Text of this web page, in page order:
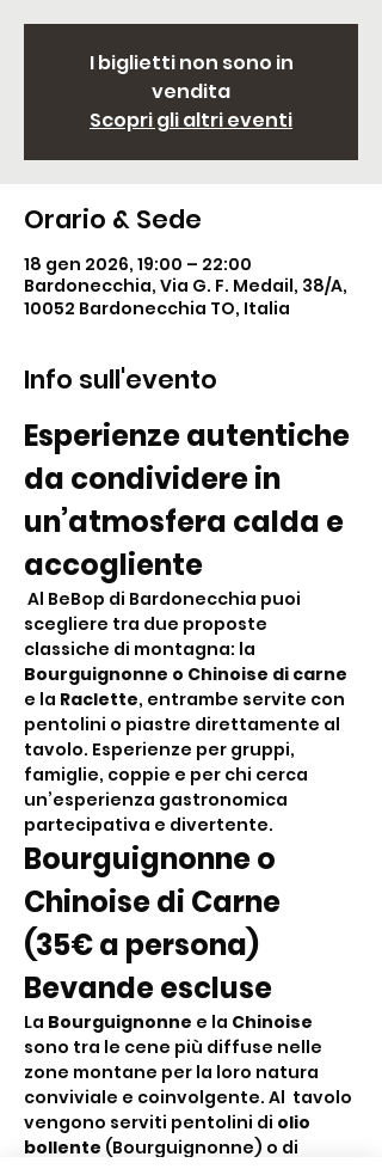
I biglietti non sono in
vendita
Scopri gli altri eventi
Orario & Sede
18 gen 2026, 19:00 – 22:00
Bardonecchia, Via G. F. Medail, 38/A,
10052 Bardonecchia TO, Italia
Info sull'evento
Esperienze autentiche
da condividere in
un’atmosfera calda e
accogliente
scegliere tra due proposte
classiche di montagna: la
Bourguignonne o Chinoise di carne
e la Raclette, entrambe servite con
pentolini o piastre direttamente al
tavolo. Esperienze per gruppi,
famiglie, coppie e per chi cerca
un’esperienza gastronomica
partecipativa e divertente.
Bourguignonne o
Chinoise di Carne
(35€ a persona)
Bevande escluse
La Bourguignonne e la Chinoise
sono tra le cene più diffuse nelle
zone montane per la loro natura
conviviale e coinvolgente. Al  tavolo
vengono serviti pentolini di olio
bollente (Bourguignonne) o di